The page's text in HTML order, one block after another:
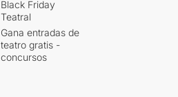
Black Friday
Teatral
Gana entradas de
teatro gratis -
concursos